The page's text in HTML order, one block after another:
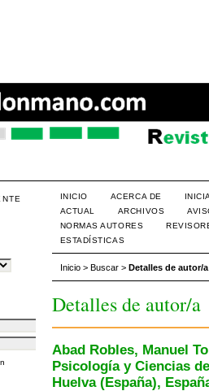
INICIO ACERCA DE
ACTUAL
ARCHIVOS
NORMAS AUTORES
ESTADÍSTICAS
Inicio> Buscar> Detalles de autor/a
Detalles de autor/a
Abad Robles, Manuel
Psicología y Ciencias
Huelva (España),